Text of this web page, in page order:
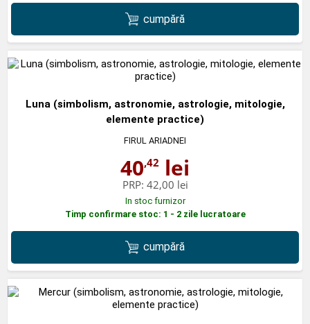
cumpără
Luna (simbolism, astronomie, astrologie, mitologie,
elemente practice)
FIRUL ARIADNEI
40,42 lei
PRP: 42,00 lei
In stoc furnizor
Timp confirmare stoc: 1 - 2 zile lucratoare
cumpără